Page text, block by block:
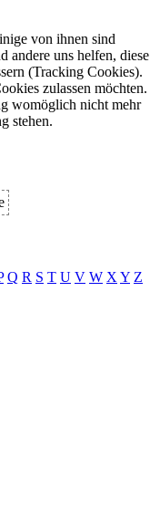
Q R S T U V W XY Z
von ihnen sind
andere uns helfen, diese
(Tracking Cookies).
zulassen möchten.
womöglich nicht mehr
stehen.